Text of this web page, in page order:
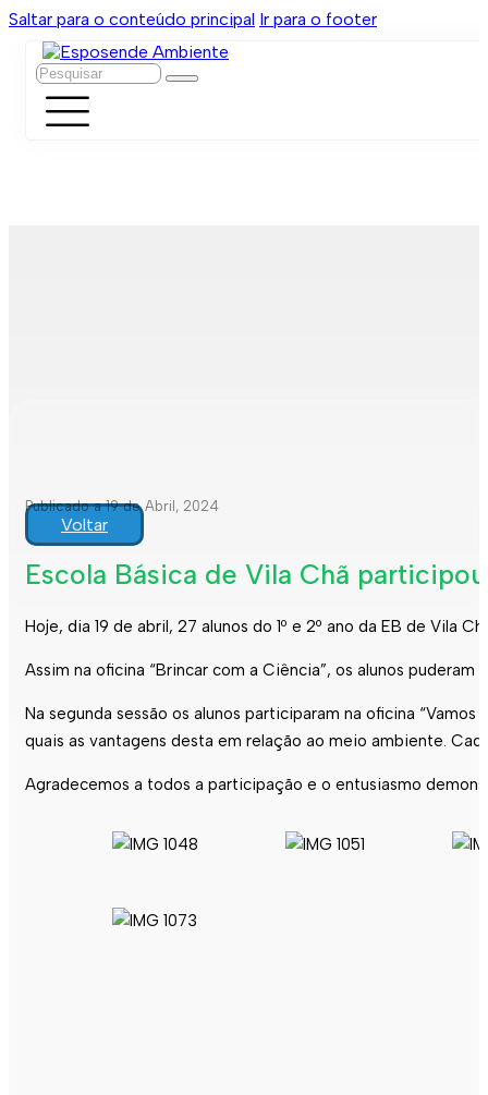
Saltar para o conteúdo principal Ir para o footer
Pesquisar
Publicado a 19 de Abril, 2024
Voltar
Escola Básica de Vila Chã
Hoje, dia 19 de abril, 27 alunos do 1º e 2º ano da EB de Vila
Assim na oficina “Brincar com a Ciência”, os alunos
Na segunda sessão os alunos participaram na oficina
quais as vantagens desta em relação ao meio ambiente.
Agradecemos a todos a participação e o entusiasmo